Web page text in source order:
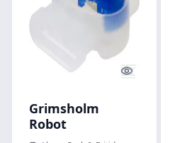
Quick
Grimsholm
Robot
Kabelsamler 4